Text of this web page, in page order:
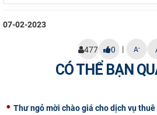
07-02-2023
477 0 | A-
CÓ THỂ BẠN
Thư ngỏ mời chào giá cho dịch vụ